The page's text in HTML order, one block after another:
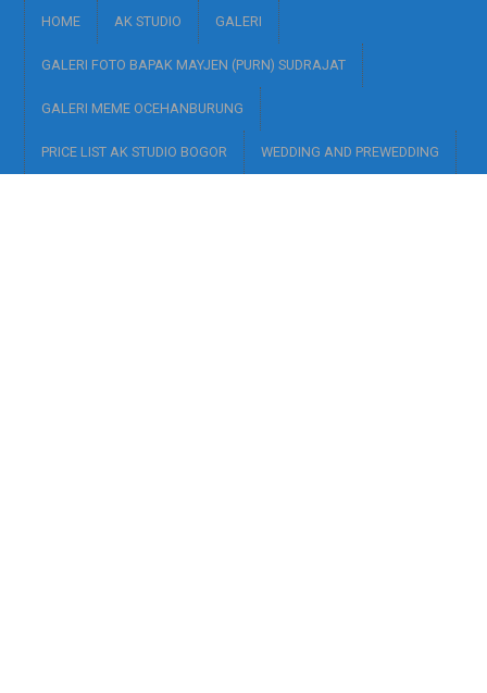
HOME AK STUDIO GALERI
GALERI FOTO BAPAK MAYJEN (PURN) SUDRAJAT
GALERI MEME OCEHANBURUNG
PRICE LIST AK STUDIO BOGOR WEDDING AND PREWEDDING